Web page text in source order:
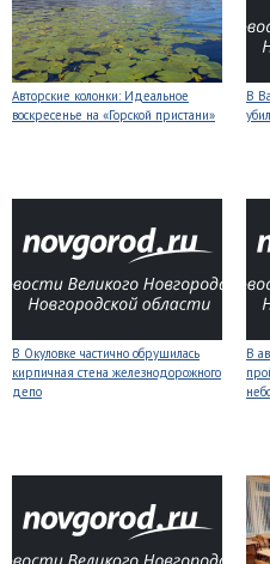
Авторские колонки: Идеальное
воскресенье на «Горской пристани»
В
В Окуловке частично обрушилась
кирпичная стена железнодорожного
депо
В